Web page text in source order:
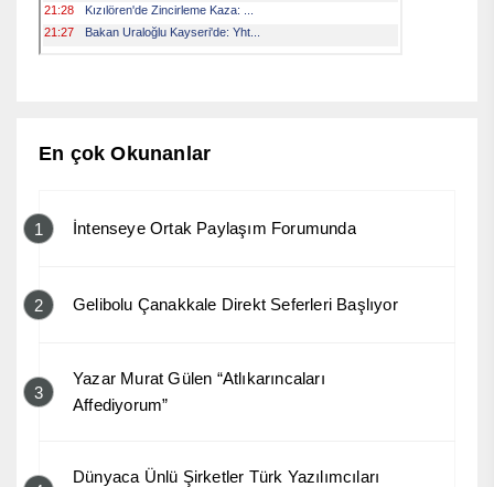
En çok Okunanlar
1 İntenseye Ortak Paylaşım Forumunda
2 Gelibolu Çanakkale Direkt Seferleri Başlıyor
3
Yazar Murat Gülen “Atlıkarıncaları
Affediyorum”
Dünyaca Ünlü Şirketler Türk Yazılımcıları